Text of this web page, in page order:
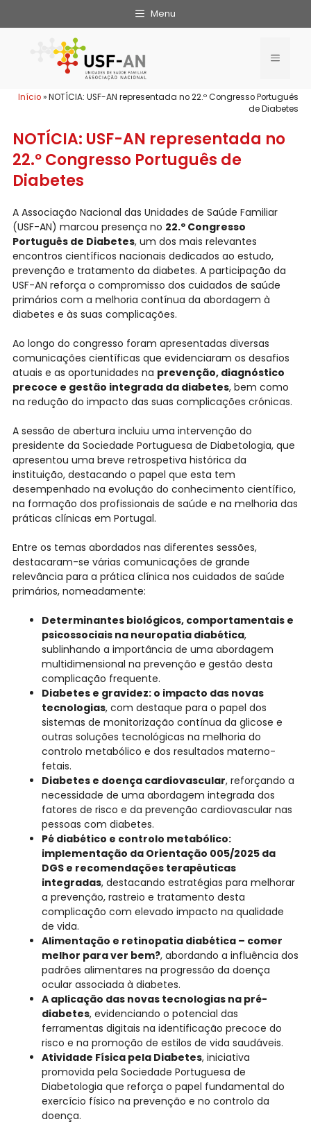
Menu
Início»NOTÍCIA: USF-AN representada no 22.º Congresso Português
de Diabetes
NOTÍCIA: USF-AN representada no
22.º Congresso Português de
Diabetes
A Associação Nacional das Unidades de Saúde Familiar
(USF-AN) marcou presença no 22.º Congresso
Português de Diabetes, um dos mais relevantes
encontros científicos nacionais dedicados ao estudo,
prevenção e tratamento da diabetes. A participação da
USF-AN reforça o compromisso dos cuidados de saúde
primários com a melhoria contínua da abordagem à
diabetes e às suas complicações.
Ao longo do congresso foram apresentadas diversas
comunicações científicas que evidenciaram os desafios
atuais e as oportunidades na prevenção, diagnóstico
precoce e gestão integrada da diabetes, bem como
na redução do impacto das suas complicações crónicas.
A sessão de abertura incluiu uma intervenção do
presidente da Sociedade Portuguesa de Diabetologia, que
apresentou uma breve retrospetiva histórica da
instituição, destacando o papel que esta tem
desempenhado na evolução do conhecimento científico,
na formação dos profissionais de saúde e na melhoria das
práticas clínicas em Portugal.
Entre os temas abordados nas diferentes sessões,
destacaram-se várias comunicações de grande
relevância para a prática clínica nos cuidados de saúde
primários, nomeadamente:
Determinantes biológicos, comportamentais e
psicossociais na neuropatia diabética,
sublinhando a importância de uma abordagem
multidimensional na prevenção e gestão desta
complicação frequente.
Diabetes e gravidez: o impacto das novas
tecnologias, com destaque para o papel dos
sistemas de monitorização contínua da glicose e
outras soluções tecnológicas na melhoria do
controlo metabólico e dos resultados materno-
fetais.
Diabetes e doença cardiovascular, reforçando a
necessidade de uma abordagem integrada dos
fatores de risco e da prevenção cardiovascular nas
pessoas com diabetes.
Pé diabético e controlo metabólico:
implementação da Orientação 005/2025 da
DGS e recomendações terapêuticas
integradas, destacando estratégias para melhorar
a prevenção, rastreio e tratamento desta
complicação com elevado impacto na qualidade
de vida.
Alimentação e retinopatia diabética – comer
melhor para ver bem?, abordando a influência dos
padrões alimentares na progressão da doença
ocular associada à diabetes.
A aplicação das novas tecnologias na pré-
diabetes, evidenciando o potencial das
ferramentas digitais na identificação precoce do
risco e na promoção de estilos de vida saudáveis.
Atividade Física pela Diabetes, iniciativa
promovida pela Sociedade Portuguesa de
Diabetologia que reforça o papel fundamental do
exercício físico na prevenção e no controlo da
doença.